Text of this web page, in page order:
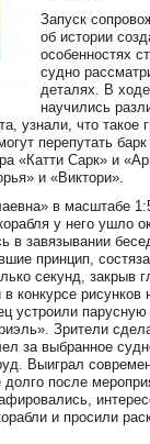
Запуск
об истории
особенностях
судно
деталях. В
научились
узнали, что такое
перепутать
«Катти Сарк» и
и «Виктори».
в масштабе
у него ушло
в завязывании
принцип,
секунд, закрыв
конкурсе рисунков
устроили парусную
Зрители
за выбранное
Выиграл
после
и просили